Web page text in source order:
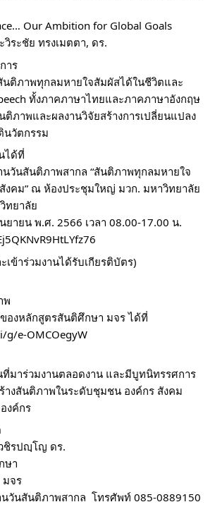
Our Ambition for Global Goals
ระชัย ทรงเมตตา, ดร.
าร
นติภาพทุกลมหายใจสัมผัสได้ในชีวิตและ
ทั้งภาคภาษาไทยและภาคภาษาอังกฤษ
ภาพและผลงานวิจัยสร้างการเปลี่ยนแปลง
นวัตกรรม
ได้ที่
นวันสันติภาพสากล “สันติภาพทุกลมหายใจ
งคม” ณ ห้องประชุมใหญ่ มวก. มหาวิทยาลัย
ทยาลัย
ยายน พ.ศ. 2566 เวลา 08.00-17.00 น.
เข้าร่วมงานได้รับเกียรติบัตร)
พ
องหลักสูตรสันติศึกษา มจร ได้ที่
e-OMCOegyW
ที่มาร่วมงานตลอดงาน และมีบูทนิทรรศการ
างสันติภาพในระดับชุมชน องค์กร สังคม
งค์กร
ชิรปญฺโญ ดร.
ษา
มจร
นวันสันติภาพสากล  โทรศัพท์ 085-0889150